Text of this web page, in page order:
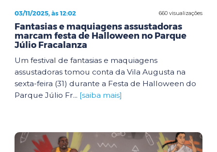
660 visualizações
03/11/2025, às 12:02
Fantasias e maquiagens assustadoras
marcam festa de Halloween no Parque
Júlio Fracalanza
Um festival de fantasias e maquiagens
assustadoras tomou conta da Vila Augusta na
sexta-feira (31) durante a Festa de Halloween do
Parque Júlio Fr... [saiba mais]